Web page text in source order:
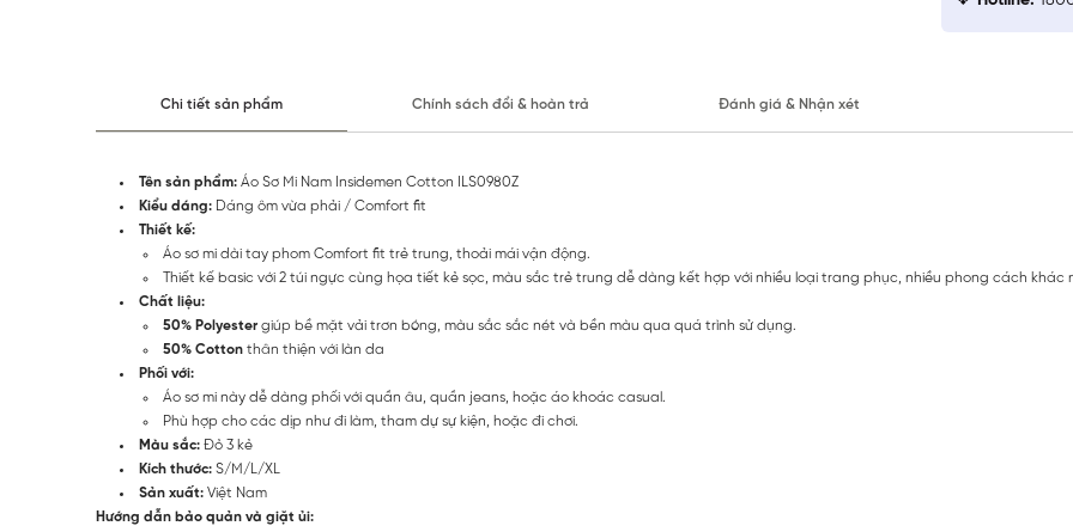
Chi tiết sản phẩm Chính sách đổi & hoàn trả Đánh giá & Nhận xét
Tên sản phẩm: Áo Sơ Mi Nam Insidemen Cotton ILS0980Z
Kiểu dáng: Dáng ôm vừa phải / Comfort fit
Thiết kế:
Áo sơ mi dài tay phom Comfort fit trẻ trung, thoải mái vận động.
Thiết kế basic với 2 túi ngực cùng họa tiết kẻ sọc, màu sắc trẻ trung dễ dàng kết hợp với nhiều loại trang phục, nhiều phong cách khác
Chất liệu:
50% Polyester giúp bề mặt vải trơn bóng, màu sắc sắc nét và bền màu qua quá trình sử dụng.
50% Cotton thân thiện với làn da
Phối với:
Áo sơ mi này dễ dàng phối với quần âu, quần jeans, hoặc áo khoác casual.
Phù hợp cho các dịp như đi làm, tham dự sự kiện, hoặc đi chơi.
Màu sắc: Đỏ 3 kẻ
Kích thước: S/M/L/XL
Sản xuất: Việt Nam
Hướng dẫn bảo quản và giặt ủi: